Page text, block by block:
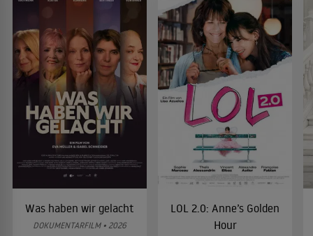
Was haben wir gelacht
DOKUMENTARFILM • 2026
LOL 2.0: Anne’s Golden
Hour